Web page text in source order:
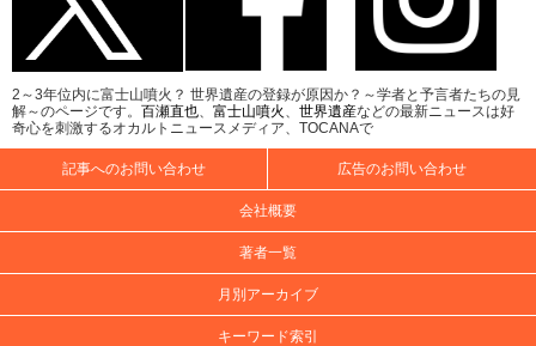
2～3年位内に富士山噴火？ 世界遺産の登録が原因か？～学者と予言者たちの見
解～のページです。 百瀬直也 富士山噴火 世界遺産などの最新ニュースは好
奇心を刺激するオカルトニュースメディア、TOCANAで
記事へのお問い合わせ 広告のお問い合わせ
会社概要
著者一覧
月別アーカイブ
キーワード索引